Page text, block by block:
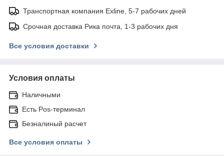
Транспортная компания Exline, 5-7 рабочих дней
Срочная доставка Рика почта, 1-3 рабочих дня
Все условия доставки
Условия оплаты
Наличными
Есть Pos-терминал
Безналиный расчет
Все условия оплаты